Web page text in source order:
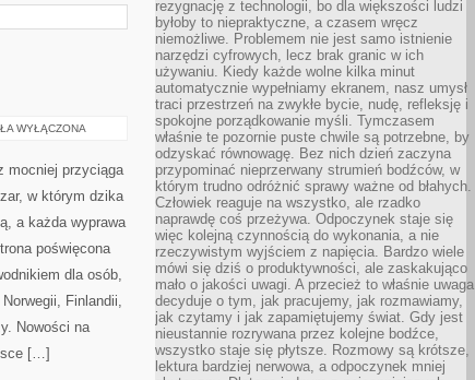
WYŁĄCZONA
mocniej przyciąga
w którym dzika
a każda wyprawa
poświęcona
dla osób,
Finlandii,
Nowości na
[…]
rezygnację z technologii, bo dla większości ludzi
byłoby to niepraktyczne, a czasem wręcz
niemożliwe. Problemem nie jest samo istnienie
narzędzi cyfrowych, lecz brak granic w ich
używaniu. Kiedy każde wolne kilka minut
automatycznie wypełniamy ekranem, nasz umysł
traci przestrzeń na zwykłe bycie, nudę, refleksję i
spokojne porządkowanie myśli. Tymczasem
właśnie te pozornie puste chwile są potrzebne, by
odzyskać równowagę. Bez nich dzień zaczyna
przypominać nieprzerwany strumień bodźców, w
którym trudno odróżnić sprawy ważne od błahych.
Człowiek reaguje na wszystko, ale rzadko
naprawdę coś przeżywa. Odpoczynek staje się
więc kolejną czynnością do wykonania, a nie
rzeczywistym wyjściem z napięcia. Bardzo wiele
mówi się dziś o produktywności, ale zaskakująco
mało o jakości uwagi. A przecież to właśnie uwaga
decyduje o tym, jak pracujemy, jak rozmawiamy,
jak czytamy i jak zapamiętujemy świat. Gdy jest
nieustannie rozrywana przez kolejne bodźce,
wszystko staje się płytsze. Rozmowy są krótsze,
lektura bardziej nerwowa, a odpoczynek mniej